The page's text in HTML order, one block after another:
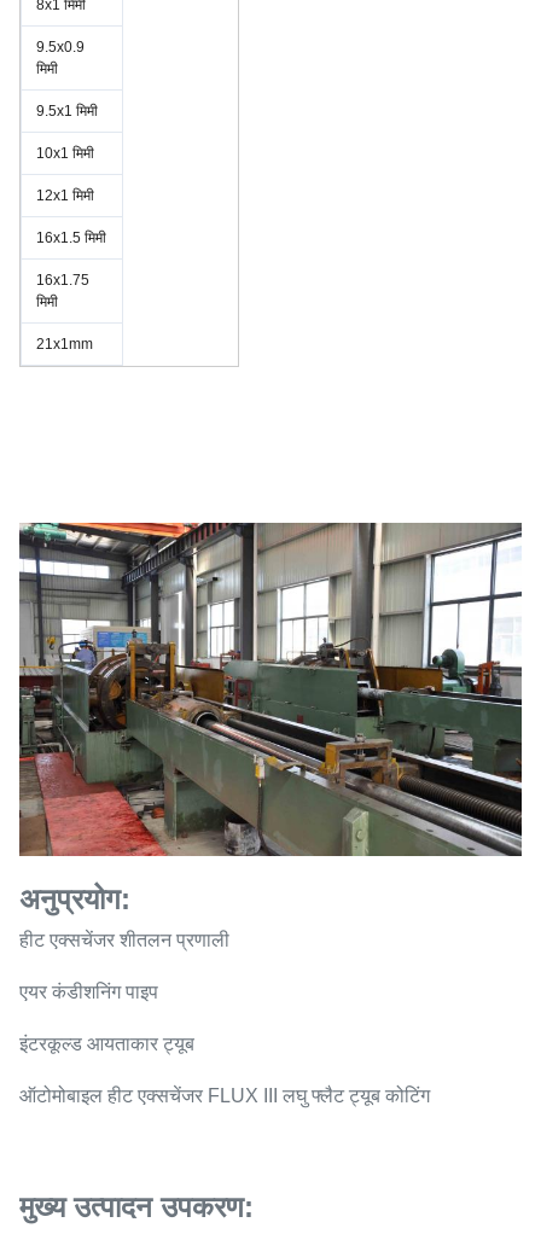
8x1 मिमी
9.5x0.9
मिमी
9.5x1 मिमी
10x1 मिमी
12x1 मिमी
16x1.5 मिमी
16x1.75
मिमी
21x1mm
अनुप्रयोग:
हीट एक्सचेंजर शीतलन प्रणाली
एयर कंडीशनिंग पाइप
इंटरकूल्ड आयताकार ट्यूब
ऑटोमोबाइल हीट एक्सचेंजर FLUX III लघु फ्लैट ट्यूब कोटिंग
मुख्य उत्पादन उपकरण: